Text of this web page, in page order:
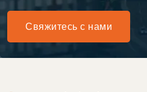
Свяжитесь с нами